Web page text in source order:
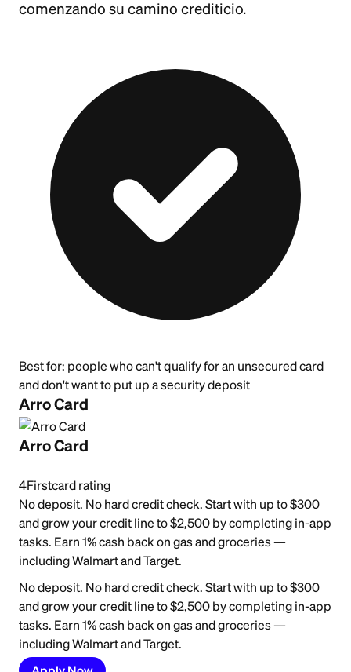
comenzando su camino crediticio.
Best for: people who can't qualify for an unsecured card
and don't want to put up a security deposit
Arro Card
Arro Card
4Firstcard rating
No deposit. No hard credit check. Start with up to $300
and grow your credit line to $2,500 by completing in-app
tasks. Earn 1% cash back on gas and groceries —
including Walmart and Target.
No deposit. No hard credit check. Start with up to $300
and grow your credit line to $2,500 by completing in-app
tasks. Earn 1% cash back on gas and groceries —
including Walmart and Target.